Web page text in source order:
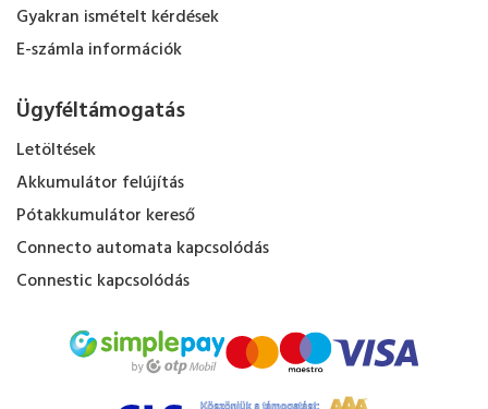
Gyakran ismételt kérdések
E-számla információk
Ügyféltámogatás
Letöltések
Akkumulátor felújítás
Pótakkumulátor kereső
Connecto automata kapcsolódás
Connestic kapcsolódás